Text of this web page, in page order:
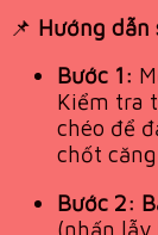
📌 Hướng dẫn
Bước 1:
Kiểm tra
chéo để
chốt
Bước 2:
(nhấn